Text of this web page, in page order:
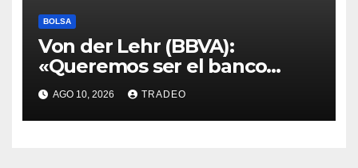
BOLSA
Von der Lehr (BBVA):
«Queremos ser el banco
principal de los clientes en
Alemania»
AGO 10, 2026 TRADEO